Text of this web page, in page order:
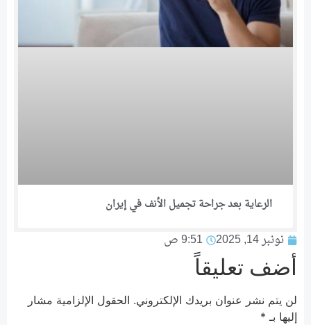
الرعاية بعد جراحة تجميل الأنف في إيران
نونبر 14, 2025 9:51 ص
أضف تعليقاً
لن يتم نشر عنوان بريدك الإلكتروني. الحقول الإلزامية مشار
إليها بـ *